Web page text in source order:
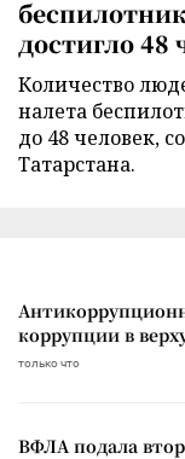
достигло 48
Количество
налета
до 48 человек,
Татарстана.
коррупции в
только что
ВФЛА подала